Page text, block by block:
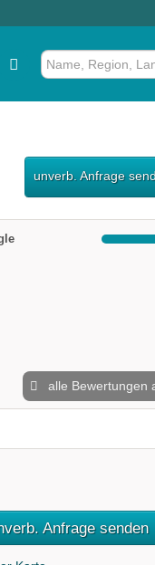
unverb. Anfrage
alle Bewertungen
Anfrage senden